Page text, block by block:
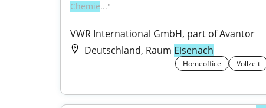
Chemie..."
VWR International GmbH, part of Avantor
Deutschland, Raum Eisenach
Homeoffice Vollzeit